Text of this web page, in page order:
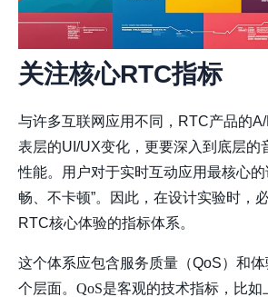
关注核心RTC指标
与许多互联网应用不同，RTC产品的
表层的UI/UX变化，更要深入到底层的
性能。用户对于实时互动应用最核心
畅、不卡顿”。因此，在设计实验时，
RTC核心体验的指标体系。
这个体系应包含服务质量（QoS）和
个层面。 QoS是客观的技术指标，比如